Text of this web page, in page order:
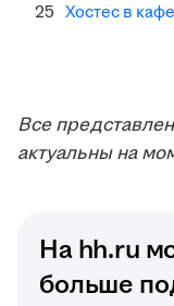
25 Хостес в кафе
Все
актуальны на
На hh.ru
больше